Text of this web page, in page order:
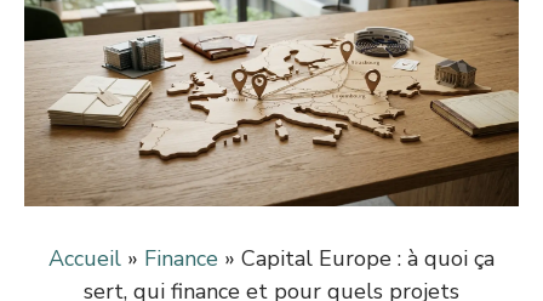
Accueil » Finance » Capital Europe : à quoi ça
sert, qui finance et pour quels projets